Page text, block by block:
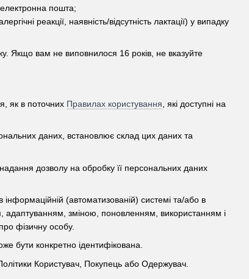
пошта;
реакції, наявність/відсутність лактації) у випадку
Якщо вам не виповнилося 16 років, не вказуйте
як в поточних Правилах користування , які доступні на
даних, встановлює склад цих даних та
дозволу на обробку її персональних даних
інформаційній (автоматизованій) системі та/або в
адаптуванням, зміною, поновленням, використанням і
фізичну особу.
бути конкретно ідентифікована.
Користувач, Покупець або Одержувач.